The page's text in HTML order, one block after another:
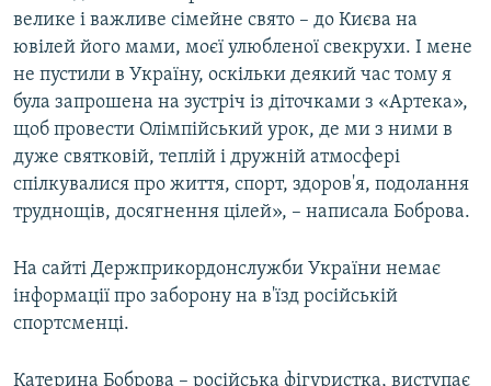
велике і важливе сімейне свято – до Києва на
ювілей його мами, моєї улюбленої свекрухи. І мене
не пустили в Україну, оскільки деякий час тому я
була запрошена на зустріч із діточками з «Артека»,
щоб провести Олімпійський урок, де ми з ними в
дуже святковій, теплій і дружній атмосфері
спілкувалися про життя, спорт, здоров'я, подолання
труднощів, досягнення цілей», – написала Боброва.
На сайті Держприкордонслужби України немає
інформації про заборону на в'їзд російській
спортсменці.
Катерина Боброва – російська фігуристка, виступає